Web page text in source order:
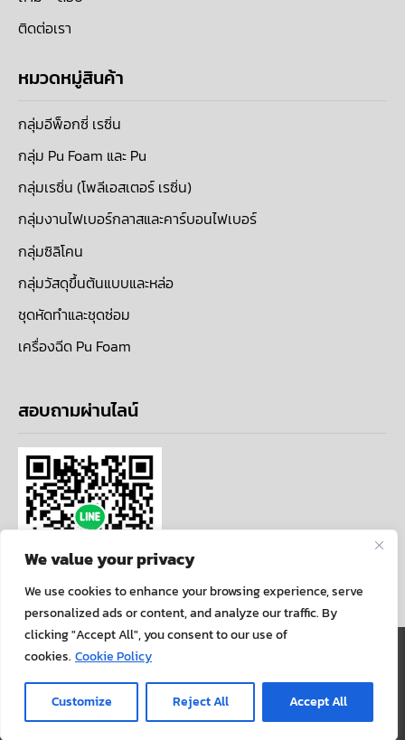
We value your privacy
We use cookies to enhance your browsing experience, serve
personalized ads or content, and analyze our traffic. By
clicking "Accept All", you consent to our use of
cookies. Cookie Policy
Customize Reject All Accept All
ติดต่อเรา
หมวดหมู่สินค้า
กลุ่มอีพ็อกซี่ เรซิ่น
กลุ่ม Pu Foam และ Pu
กลุ่มเรซิ่น (โพลีเอสเตอร์ เรซิ่น)
กลุ่มงานไฟเบอร์กลาสและคาร์บอนไฟเบอร์
กลุ่มซิลิโคน
กลุ่มวัสดุขึ้นต้นแบบและหล่อ
ชุดหัดทำและชุดซ่อม
เครื่องฉีด Pu Foam
สอบถามผ่านไลน์
COPYRIGHT ©ALLARTCENTER . ALL RIGHTS
RESERVED.
นโยบายความเป็นส่วนตัว